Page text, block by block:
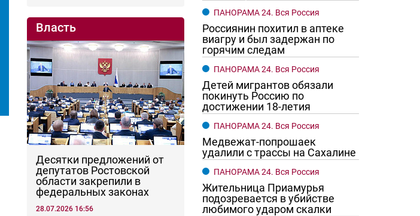
Красной нитью Чего хотят женщины? Ростовчане смотрите в оба
Власть
Десятки предложений от
депутатов Ростовской
области закрепили в
федеральных законах
28.07.2026 16:56
ПАНОРАМА 24. Вся Россия
Россиянин похитил в аптеке
виагру и был задержан по
горячим следам
ПАНОРАМА 24. Вся Россия
Детей мигрантов обязали
покинуть Россию по
достижении 18-летия
ПАНОРАМА 24. Вся Россия
Медвежат-попрошаек
удалили с трассы на Сахалине
ПАНОРАМА 24. Вся Россия
Жительница Приамурья
подозревается в убийстве
любимого ударом скалки